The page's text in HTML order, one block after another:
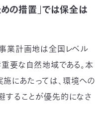
の措置」では保全は
事業計画地は全国レベル
要な自然地域である。本
にあたっては、環境への
することが優先的になさ